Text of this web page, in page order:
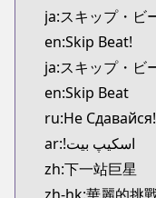
MangaUpdates
https://
Book☆Walker
Book☆Walker
https://
Official English
Official English
https://
ja:スキップ・ビ
en:Skip Beat!
ja:スキップ・ビ
en:Skip Beat
ru:Не Сдавайся!
ar:!اسکیپ بیت
zh:下一站巨星